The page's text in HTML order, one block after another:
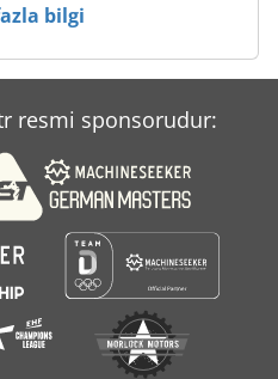
bilgi
resmi sponsorudur: